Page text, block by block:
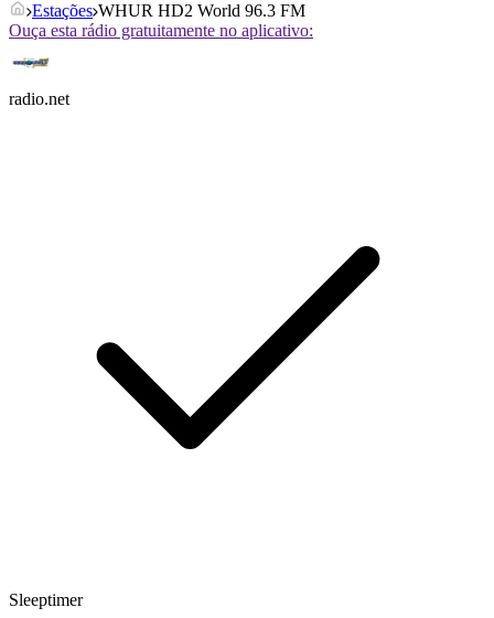
Estações WHUR HD2 World 96.3 FM
Ouça esta rádio gratuitamente no aplicativo:
radio.net
Sleeptimer